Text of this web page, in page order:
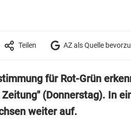
Teilen AZ als Quelle
für Rot-Grün
(Donnerstag). In
weiter auf.